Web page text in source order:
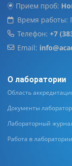
Прием проб:
Время работы:
Телефон: +7
Email:
О лаборатории
Область
Документы
Лабораторный
Работа в лаборатории